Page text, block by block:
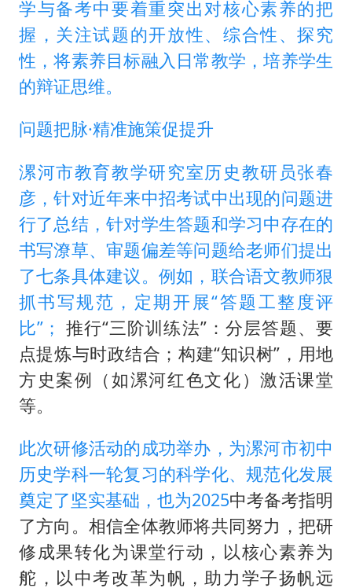
学与备考中要着重突出对核心素养的把
握，关注试题的开放性、综合性、探究
性，将素养目标融入日常教学，培养学生
的辩证思维。
问题把脉·精准施策促提升
漯河市教育教学研究室历史教研员张春
彦，针对近年来中招考试中出现的问题进
行了总结，针对学生答题和学习中存在的
书写潦草、审题偏差等问题给老师们提出
了七条具体建议。例如，联合语文教师狠
抓书写规范，定期开展“答题工整度评
比”； 推行“三阶训练法”：分层答题、要
点提炼与时政结合；构建“知识树”，用地
方史案例（如漯河红色文化）激活课堂
等。
此次研修活动的成功举办，为漯河市初中
历史学科一轮复习的科学化、规范化发展
奠定了坚实基础，也为2025中考备考指明
了方向。相信全体教师将共同努力，把研
修成果转化为课堂行动，以核心素养为
舵，以中考改革为帆，助力学子扬帆远